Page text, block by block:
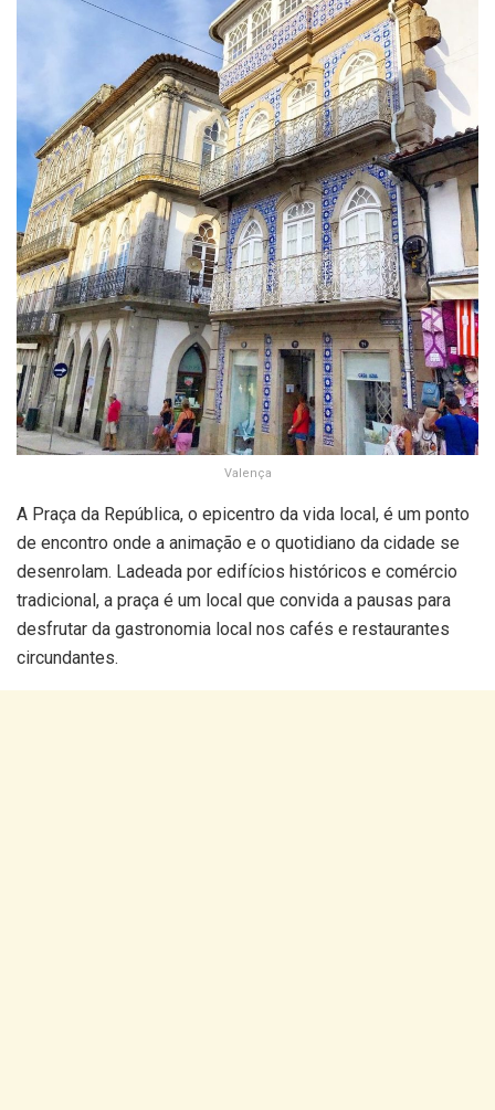
Valença
A Praça da República, o epicentro da vida local, é um ponto
de encontro onde a animação e o quotidiano da cidade se
desenrolam. Ladeada por edifícios históricos e comércio
tradicional, a praça é um local que convida a pausas para
desfrutar da gastronomia local nos cafés e restaurantes
circundantes.